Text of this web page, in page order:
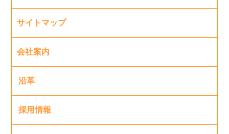
サイトマップ
会社案内
沿革
採用情報